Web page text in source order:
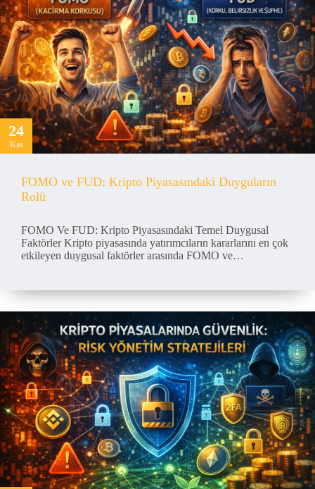
24
Kas
FOMO ve FUD: Kripto Piyasasındaki Duyguların
Rolü
FOMO Ve FUD: Kripto Piyasasındaki Temel Duygusal
Faktörler Kripto piyasasında yatırımcıların kararlarını en çok
etkileyen duygusal faktörler arasında FOMO ve…